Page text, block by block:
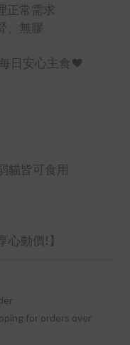
正常需求
、無膠
日安心主食❤️
貓皆可食用
心動價!】
for orders over